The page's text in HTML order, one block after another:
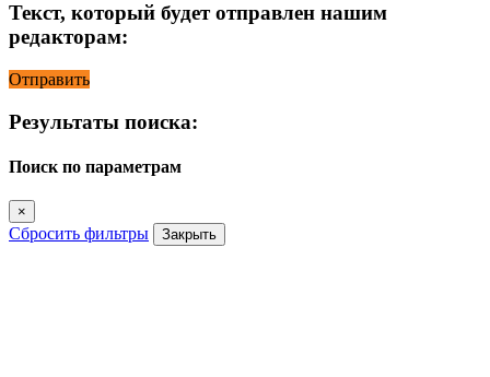
Текст, который будет отправлен нашим
редакторам:
Отправить
Результаты поиска:
Поиск по параметрам
×
Сбросить фильтры Закрыть